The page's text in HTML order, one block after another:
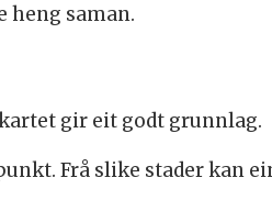
heng saman.
gir eit godt grunnlag.
Frå slike stader kan